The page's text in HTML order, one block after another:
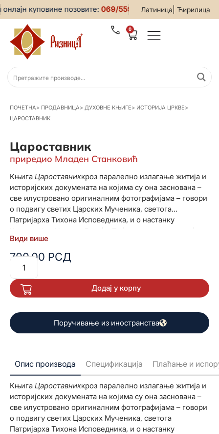
Латиница Ћирилица
куповине позовите:069/5599-019• За све
0
ПОЧЕТНА> ПРОДАВНИЦА> ДУХОВНЕ КЊИГЕ> ИСТОРИЈА ЦРКВЕ>
ЦАРОСТАВНИК
Цароставник
приредио Младен Станковић
Књига Цароставниккроз паралелно излагање житија и
историјских докумената на којима су она заснована –
све илустровано оригиналним фотографијама – говори
о подвигу светих Царских Мученика, светога
Патријарха Тихона Исповедника, и о настанку
Катакомбне Цркве у Русији. То је књига о пламеној
вери, непостидној нади и бескрајној љубави и
оданости…
Види више
700,00 РСД
Додај у корпу
Поручивање из иностранства
Опис производа Спецификација Плаћање и
Књига Цароставниккроз паралелно излагање житија и
историјских докумената на којима су она заснована –
све илустровано оригиналним фотографијама – говори
о подвигу светих Царских Мученика, светога
Патријарха Тихона Исповедника, и о настанку